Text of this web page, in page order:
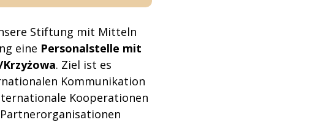
Stiftung mit Mitteln
eine Personalstelle mit
. Ziel ist es
Kommunikation
Kooperationen